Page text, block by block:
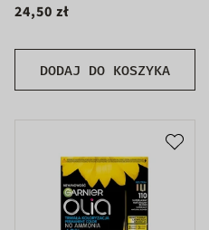
DODAJ DO KOSZYKA
24,50 zł